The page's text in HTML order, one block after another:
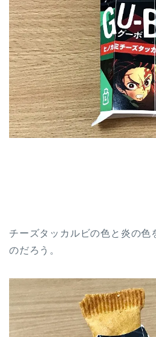
チーズタッカルビの色と炎の色
のだろう。